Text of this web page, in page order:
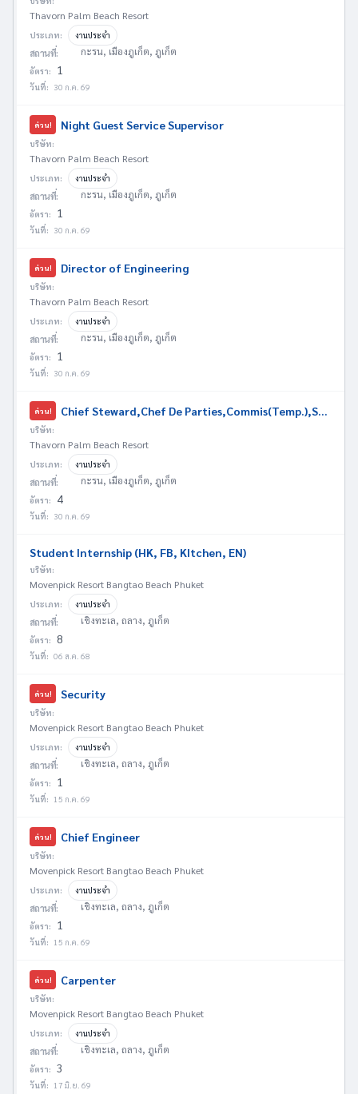
Thavorn Palm Beach Resort
ประเภท: งานประจำ
สถานที่: กะรน, เมืองภูเก็ต, ภูเก็ต
อัตรา: 1
วันที่: 30 ก.ค. 69
ด่วน! Night Guest Service Supervisor
บริษัท:
Thavorn Palm Beach Resort
ประเภท: งานประจำ
สถานที่: กะรน, เมืองภูเก็ต, ภูเก็ต
อัตรา: 1
วันที่: 30 ก.ค. 69
ด่วน! Director of Engineering
บริษัท:
Thavorn Palm Beach Resort
ประเภท: งานประจำ
สถานที่: กะรน, เมืองภูเก็ต, ภูเก็ต
อัตรา: 1
วันที่: 30 ก.ค. 69
ด่วน! Chief Steward,Chef De Parties,Commis(Temp.),Steward (Temp.)
บริษัท:
Thavorn Palm Beach Resort
ประเภท: งานประจำ
สถานที่: กะรน, เมืองภูเก็ต, ภูเก็ต
อัตรา: 4
วันที่: 30 ก.ค. 69
Student Internship (HK, FB, KItchen, EN)
บริษัท:
Movenpick Resort Bangtao Beach Phuket
ประเภท: งานประจำ
สถานที่: เชิงทะเล, ถลาง, ภูเก็ต
อัตรา: 8
วันที่: 06 ส.ค. 68
ด่วน! Security
บริษัท:
Movenpick Resort Bangtao Beach Phuket
ประเภท: งานประจำ
สถานที่: เชิงทะเล, ถลาง, ภูเก็ต
อัตรา: 1
วันที่: 15 ก.ค. 69
ด่วน! Chief Engineer
บริษัท:
Movenpick Resort Bangtao Beach Phuket
ประเภท: งานประจำ
สถานที่: เชิงทะเล, ถลาง, ภูเก็ต
อัตรา: 1
วันที่: 15 ก.ค. 69
ด่วน! Carpenter
บริษัท:
Movenpick Resort Bangtao Beach Phuket
ประเภท: งานประจำ
สถานที่: เชิงทะเล, ถลาง, ภูเก็ต
อัตรา: 3
วันที่: 17 มิ.ย. 69